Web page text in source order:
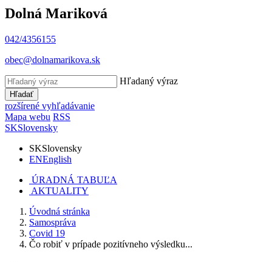
Dolná Mariková
042/4356155
obec@dolnamarikova.sk
Hľadaný výraz
Hľadať
rozšírené vyhľadávanie
Mapa webu RSS
SKSlovensky
SKSlovensky
ENEnglish
ÚRADNÁ TABUĽA
AKTUALITY
Úvodná stránka
Samospráva
Covid 19
Čo robiť v prípade pozitívneho výsledku...